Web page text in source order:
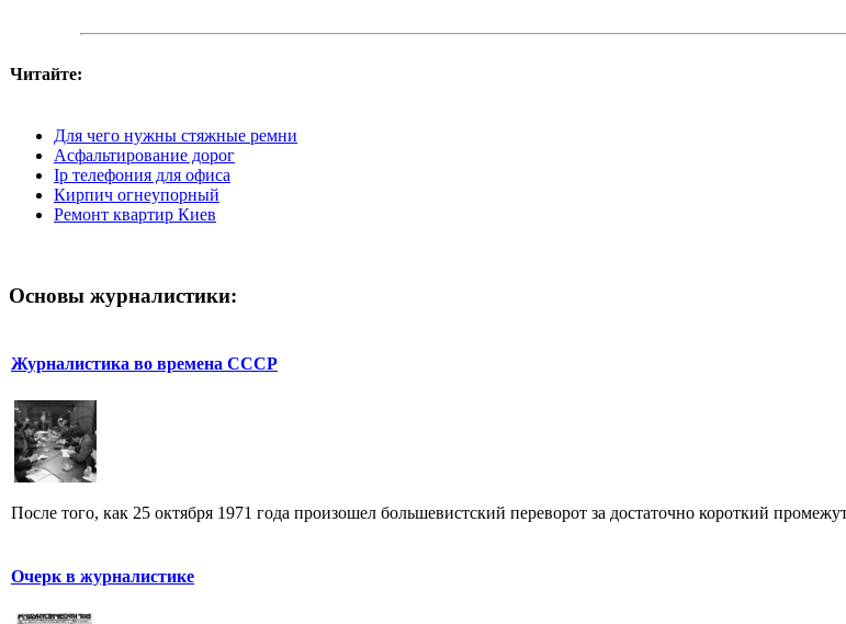
Читайте:
Для чего нужны стяжные ремни
Асфальтирование дорог
Ip телефония для офиса
Кирпич огнеупорный
Ремонт квартир Киев
Основы журналистики:
Журналистика во времена СССР
После того, как 25 октября 1971 года произошел большевистский переворот за достаточно короткий
Очерк в журналистике